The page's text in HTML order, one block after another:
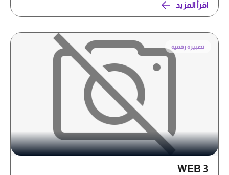
اقرأ المزيد
تصبيرة رقمية
WEB 3